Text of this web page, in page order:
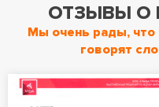
ОТЗЫВЫ О
Мы очень рады, что
говорят